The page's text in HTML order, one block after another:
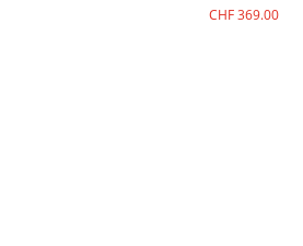
CHF369.00